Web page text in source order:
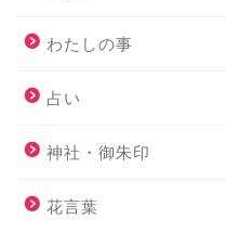
わたしの事
占い
神社・御朱印
花言葉